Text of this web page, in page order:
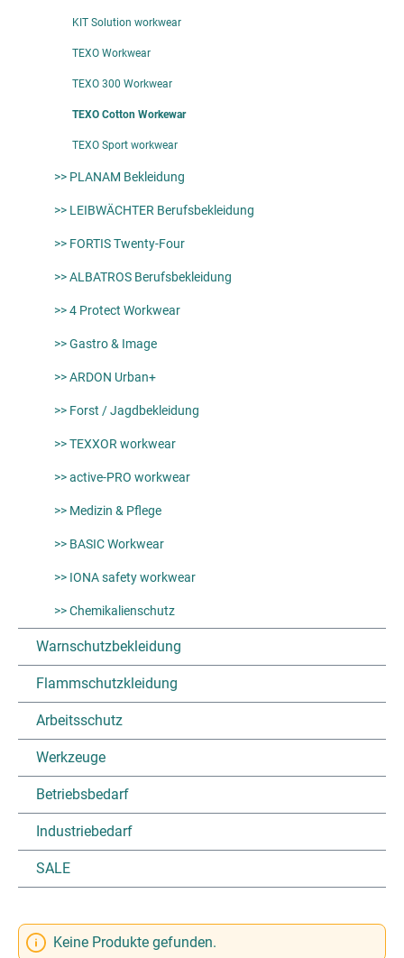
KIT Solution workwear
TEXO Workwear
TEXO 300 Workwear
TEXO Cotton Workewar
TEXO Sport workwear
>> PLANAM Bekleidung
>> LEIBWÄCHTER Berufsbekleidung
>> FORTIS Twenty-Four
>> ALBATROS Berufsbekleidung
>> 4 Protect Workwear
>> Gastro & Image
>> ARDON Urban+
>> Forst / Jagdbekleidung
>> TEXXOR workwear
>> active-PRO workwear
>> Medizin & Pflege
>> BASIC Workwear
>> IONA safety workwear
>> Chemikalienschutz
Warnschutzbekleidung
Flammschutzkleidung
Arbeitsschutz
Werkzeuge
Betriebsbedarf
Industriebedarf
SALE
Keine Produkte gefunden.